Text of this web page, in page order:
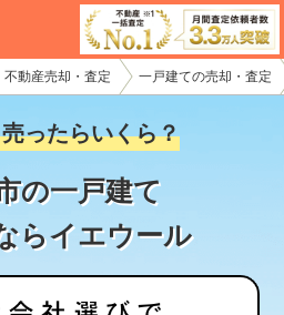
不動産売却・査定 一戸建ての売却・査定
ったらいくら？
の一戸建て
らイエウール
産会社様